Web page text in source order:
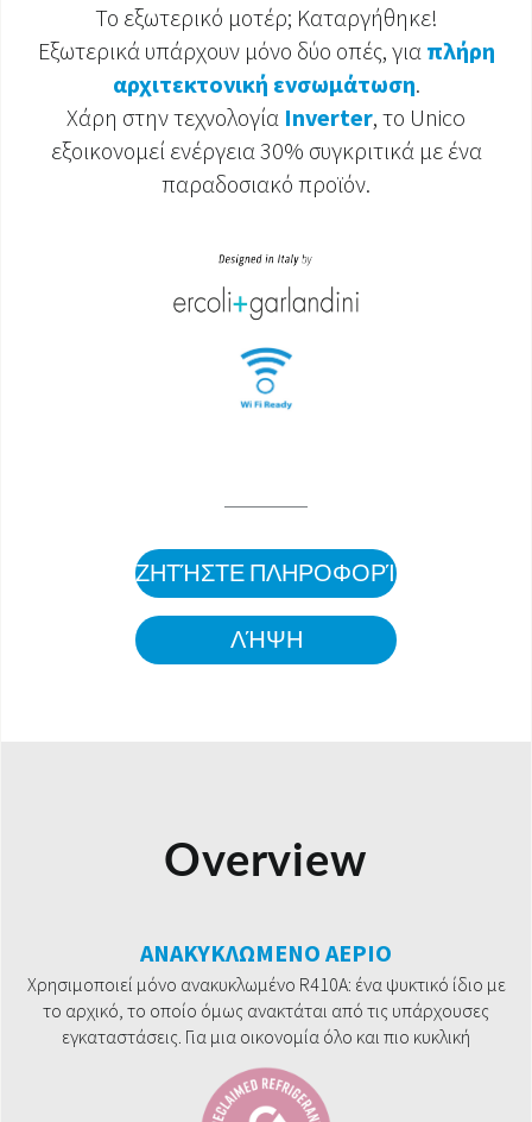
Το εξωτερικό μοτέρ; Καταργήθηκε!
Εξωτερικά υπάρχουν μόνο δύο οπές, για πλήρη
αρχιτεκτονική ενσωμάτωση.
Χάρη στην τεχνολογία Inverter, το Unico
εξοικονομεί ενέργεια 30% συγκριτικά με ένα
παραδοσιακό προϊόν.
ΖΗΤΉΣΤΕ ΠΛΗΡΟΦΟΡΊΕΣ
ΛΉΨΗ
Overview
ΑΝΑΚΥΚΛΩΜΕΝΟ ΑΕΡΙΟ
Χρησιμοποιεί μόνο ανακυκλωμένο R410A: ένα ψυκτικό ίδιο με
το αρχικό, το οποίο όμως ανακτάται από τις υπάρχουσες
εγκαταστάσεις. Για μια οικονομία όλο και πιο κυκλική